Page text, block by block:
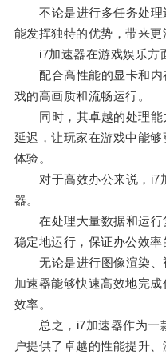
不论是进行多任务处理
能发挥独特的优势，带来更
i7加速器在游戏娱乐方面
配合高性能的显卡和内
戏的高画质和流畅运行。
同时，其卓越的处理能
延迟，让玩家在游戏中能
体验。
对于高效办公来说，i7
器。
在处理大量数据和运行
稳定地运行，保证办公效率
无论是进行图像渲染、
加速器能够快速高效地完
效率。
总之，i7加速器作为一
户提供了卓越的性能提升